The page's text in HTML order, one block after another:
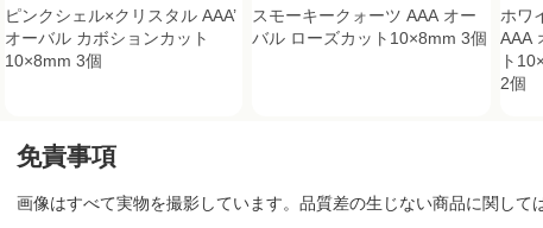
ピンクシェル×クリスタル AAA’
オーバル カボションカット
10×8mm 3個
スモーキークォーツ AAA オー
バル ローズカット10×8mm 3個
ホワ
AAA
ト
2個
免責事項
画像はすべて実物を撮影しています。品質差の生じない商品に関して